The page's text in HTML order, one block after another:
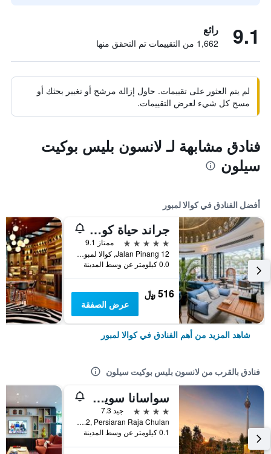
9.1 رائع
1,662 من التقييمات تم التحقق منها
لم يتم العثور على تقييمات. حاول إزالة مرشح أو تغيير بحثك أو
مسح كل شيء لعرض التقييمات.
فنادق مشابهة لـ لانسون بليس بوكيت
سيلون
أفضل الفنادق في كوالا لمبور
جراند حياة كوالالمبور
5 نجوم
ممتاز 9.1
12 Jalan Pinang, كوالا لمبور, ماليزيا
0.0 كيلومتر عن وسط المدينة
516 ﷼
عرض الصفقة
شاهد المزيد من أهم الفنادق في كوالا لمبور
فنادق بالقرب من لانسون بليس بوكيت سيلون
سواسانا سويتس بوكيت سيلون - بافيلين
4 نجوم
جيد 7.3
No.2, Persiaran Raja Chulan, كوالا لمبور, ماليزيا
0.1 كيلومتر عن وسط المدينة